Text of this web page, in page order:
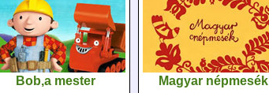
Bob,a mester Magyar népmesék